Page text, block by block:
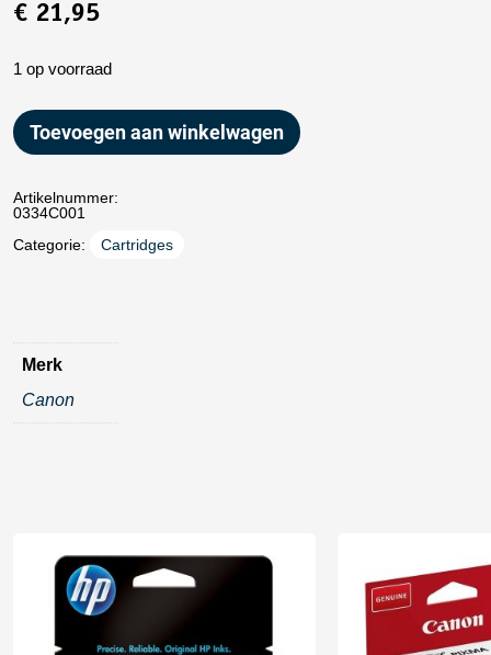
€ 21,95
1 op voorraad
Toevoegen aan winkelwagen
Artikelnummer:
0334C001
Categorie:
Cartridges
Merk
Canon